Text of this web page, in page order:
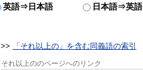
英語⇒日本語 日本語⇒英語
>> 「それ以上の」を含む同義語の索引
それ以上ののページへのリンク